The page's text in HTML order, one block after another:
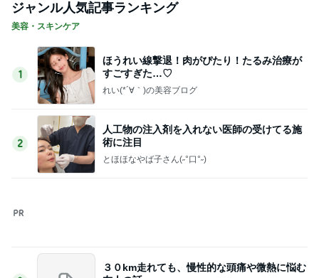
ジャンル人気記事ランキング
美容・スキンケア
1
ほうれい線撃退！肉がぴたり！たるみ治療が
すごすぎた…♡
れい(*´∀｀)の美容ブログ
2
人工物の注入剤を入れない医師の受けてる施
術に注目
とほほなやば子さん(˶°口°˶)
３０km走れても、慢性的な頭痛や微熱に悩む